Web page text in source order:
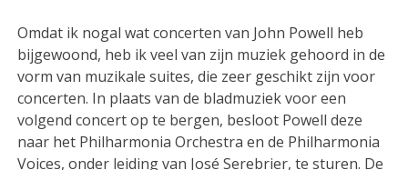
Omdat ik nogal wat concerten van John Powell heb
bijgewoond, heb ik veel van zijn muziek gehoord in de
vorm van muzikale suites, die zeer geschikt zijn voor
concerten. In plaats van de bladmuziek voor een
volgend concert op te bergen, besloot Powell deze
naar het Philharmonia Orchestra en de Philharmonia
Voices, onder leiding van José Serebrier, te sturen. De